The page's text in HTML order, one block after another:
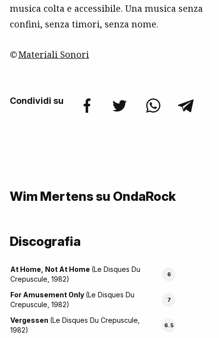
musica colta e accessibile. Una musica senza
confini, senza timori, senza nome.
©Materiali Sonori
Condividi su
Wim Mertens su OndaRock
Discografia
At Home, Not At Home (Le Disques Du
Crepuscule, 1982)
6
For Amusement Only (Le Disques Du
Crepuscule, 1982)
7
Vergessen (Le Disques Du Crepuscule,
1982)
6.5